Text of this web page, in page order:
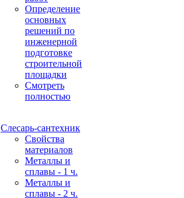
Определение
основных
решений по
инженерной
подготовке
строительной
площадки
Смотреть
полностью
Слесарь-сантехник
Свойства
материалов
Металлы и
сплавы - 1 ч.
Металлы и
сплавы - 2 ч.